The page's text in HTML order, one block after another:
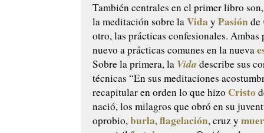
También centrales en el primer libro
la meditación sobre laVida yPasión de
otro, las prácticas confesionales. Ambas
nuevo a prácticas comunes en la nueva
Sobre la primera, la Vida describe sus
técnicas “En sus meditaciones
recapitular en orden lo que hizo Cristo
nació, los milagros que obró en su
oprobio,burla,flagelación, cruz y